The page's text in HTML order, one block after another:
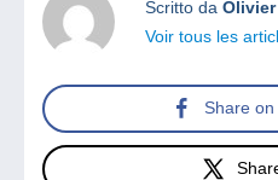
Scritto da
Voir tous les
Share